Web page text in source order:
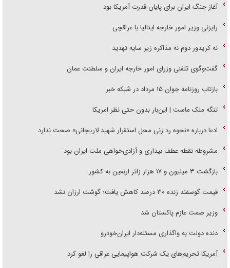
آغاز جنگ ایران برای پایان قدرت آمریکا بود
رایزنی وزیر امور خارجه ایتالیا با عراقچی
نه کریدور دوم نه مذاکره زیر سایه تهدید
گفت‌وگوی تلفنی وزرای امور خارجه ایران و سلطنت عمان
بازتاب روزنامه جوان ۱۵ مرداد در شبکه خبر
تنگه ملک ماست | این‌بار بدون حتی نظر امریکا
ادعا درباره «نحوه رد زنی محل استقرار شهید لاریجانی» صحت ندارد
مشروطه نقطه عطف بیداری و آزادی‌خواهی ملت ایران بود
بازگشت ۳ میلیون و ۱۷ هزار زائر اربعین به کشور
قیمت گوسفند زنده ۳۰ درصد کاهش یافت؛ گوشت ارزان نشد
وزیر صمت عازم پاکستان شد
دنده دولت به واگذاری مسئله‌دار ایران‌خودرو
آمریکا تحریم‌های یک شرکت هواپیمایی عراقی را لغو کرد